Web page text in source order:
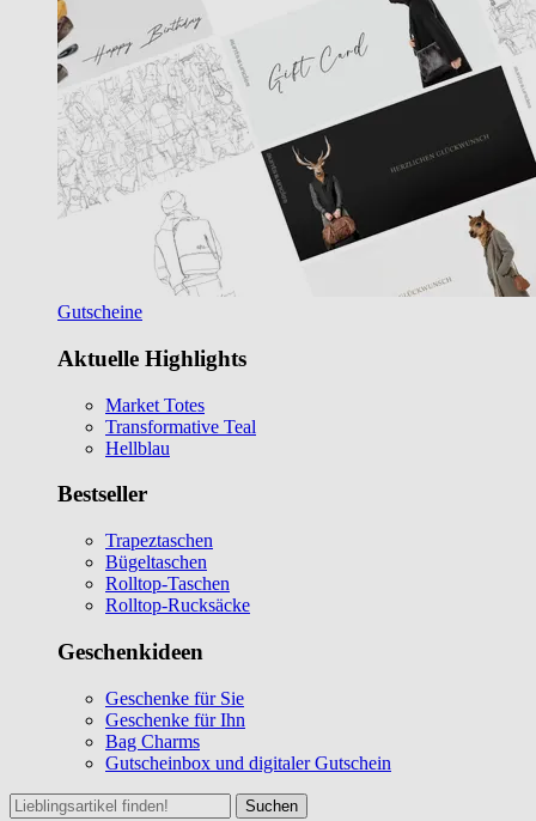
Gutscheine
Aktuelle Highlights
Market Totes
Transformative Teal
Hellblau
Bestseller
Trapeztaschen
Bügeltaschen
Rolltop-Taschen
Rolltop-Rucksäcke
Geschenkideen
Geschenke für Sie
Geschenke für Ihn
Bag Charms
Gutscheinbox und digitaler Gutschein
Suchen